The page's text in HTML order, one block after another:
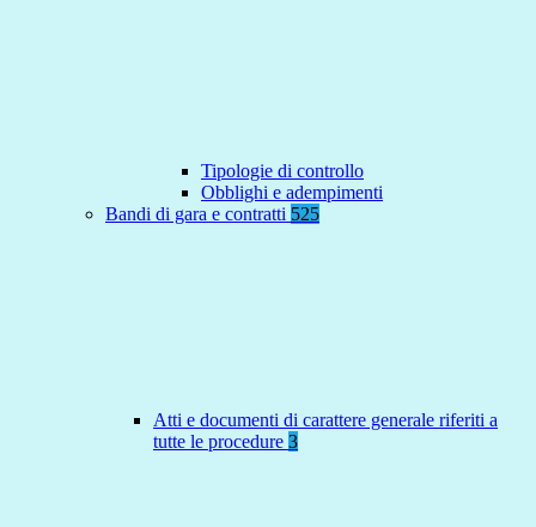
Tipologie di controllo
Obblighi e adempimenti
Bandi di gara e contratti 525
Atti e documenti di carattere generale riferiti a
tutte le procedure 3